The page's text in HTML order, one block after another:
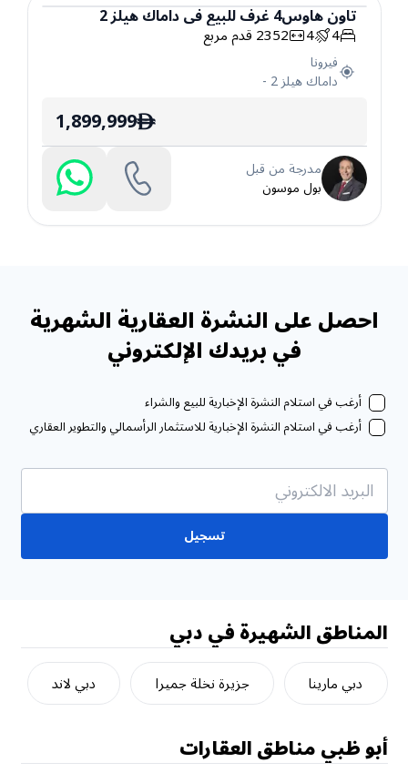
تاون هاوس
تاون هاوس4غرفللبيعفيداماك هيلز 2
4
4
2352قدم مربع
فيرونا
داماك هيلز 2 -
ê
1,899,999
مدرجة من قبل
بول موسون
احصل على النشرة العقارية الشهرية
في بريدك الإلكتروني
أرغب في استلام النشرة الإخبارية للبيع والشراء
أرغب في استلام النشرة الإخبارية للاستثمار الرأسمالي والتطوير العقاري
تسجيل
المناطق الشهيرة في دبي
دبي مارينا جزيرة نخلة جميرا دبي لاند
أبو ظبيمناطق العقارات